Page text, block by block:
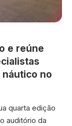
e reúne
no
quarta edição
auditório da